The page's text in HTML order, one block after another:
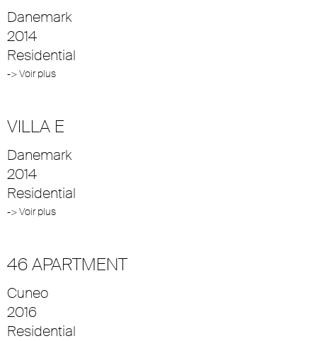
Danemark
2014
Residential
-> Voir plus
VILLA E
Danemark
2014
Residential
-> Voir plus
46 APARTMENT
Cuneo
2016
Residential